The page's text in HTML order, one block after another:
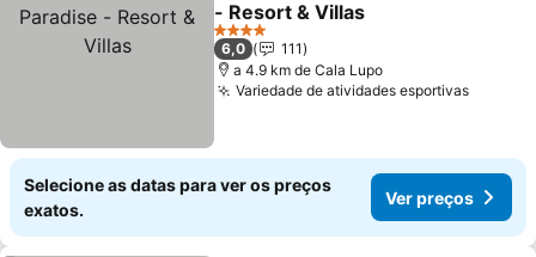
- Resort & Villas
4 Estrelas
6,0
111
a 4.9 km de Cala Lupo
Variedade de atividades esportivas
Selecione as datas para ver os preços
exatos.
Ver preços